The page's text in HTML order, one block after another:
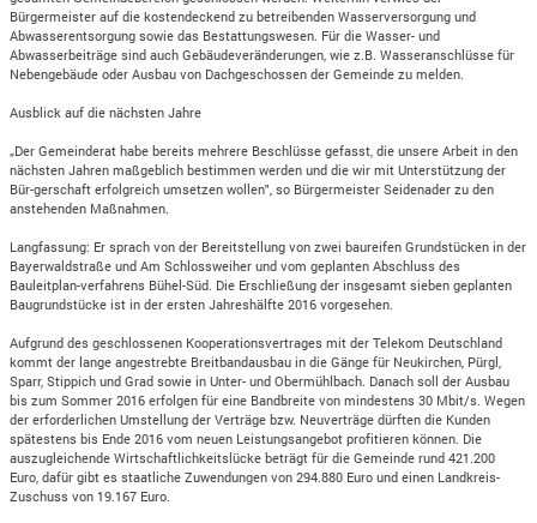
Bürgermeister auf die kostendeckend zu betreibenden Wasserversorgung und
Abwasserentsorgung sowie das Bestattungswesen. Für die Wasser- und
Abwasserbeiträge sind auch Gebäudeveränderungen, wie z.B. Wasseranschlüsse für
Nebengebäude oder Ausbau von Dachgeschossen der Gemeinde zu melden.
Ausblick auf die nächsten Jahre
„Der Gemeinderat habe bereits mehrere Beschlüsse gefasst, die unsere Arbeit in den
nächsten Jahren maßgeblich bestimmen werden und die wir mit Unterstützung der
Bür-gerschaft erfolgreich umsetzen wollen", so Bürgermeister Seidenader zu den
anstehenden Maßnahmen.
Langfassung: Er sprach von der Bereitstellung von zwei baureifen Grundstücken in der
Bayerwaldstraße und Am Schlossweiher und vom geplanten Abschluss des
Bauleitplan-verfahrens Bühel-Süd. Die Erschließung der insgesamt sieben geplanten
Baugrundstücke ist in der ersten Jahreshälfte 2016 vorgesehen.
Aufgrund des geschlossenen Kooperationsvertrages mit der Telekom Deutschland
kommt der lange angestrebte Breitbandausbau in die Gänge für Neukirchen, Pürgl,
Sparr, Stippich und Grad sowie in Unter- und Obermühlbach. Danach soll der Ausbau
bis zum Sommer 2016 erfolgen für eine Bandbreite von mindestens 30 Mbit/s. Wegen
der erforderlichen Umstellung der Verträge bzw. Neuverträge dürften die Kunden
spätestens bis Ende 2016 vom neuen Leistungsangebot profitieren können. Die
auszugleichende Wirtschaftlichkeitslücke beträgt für die Gemeinde rund 421.200
Euro, dafür gibt es staatliche Zuwendungen von 294.880 Euro und einen Landkreis-
Zuschuss von 19.167 Euro.